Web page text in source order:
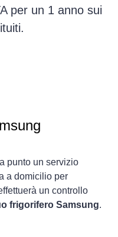
per un 1 anno sui
punto un servizio
a domicilio per
un controllo
frigorifero Samsung.